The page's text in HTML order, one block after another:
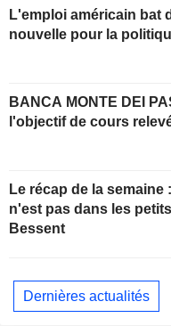
L'emploi américain bat
nouvelle pour la
BANCA MONTE DEI
l'objectif de cours
Le récap de la semaine
n'est pas dans les
Bessent
Dernières actualités